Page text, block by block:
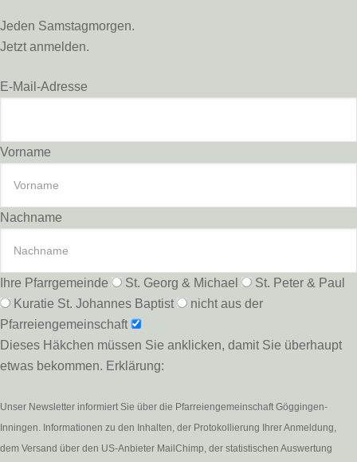
Jeden Samstagmorgen.
Jetzt anmelden.
E-Mail-Adresse
Vorname
Nachname
Ihre Pfarrgemeinde St. Georg & Michael
St. Peter & Paul
Kuratie St. Johannes Baptist
nicht aus der
Pfarreiengemeinschaft
Dieses Häkchen müssen Sie anklicken, damit Sie überhaupt
etwas bekommen. Erklärung:
Unser Newsletter informiert Sie über die Pfarreiengemeinschaft Göggingen-
Inningen. Informationen zu den Inhalten, der Protokollierung Ihrer Anmeldung,
dem Versand über den US-Anbieter MailChimp, der statistischen Auswertung